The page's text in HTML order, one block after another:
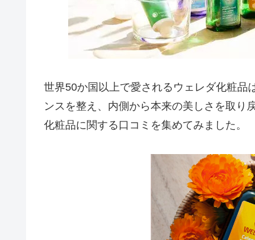
世界50か国以上で愛されるウェレダ化粧品
ンスを整え、内側から本来の美しさを取り
化粧品に関する口コミを集めてみました。